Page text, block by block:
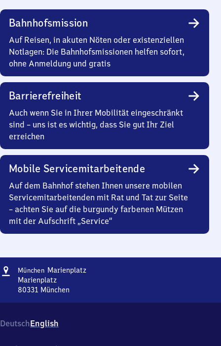
Bahnhofsmission
Auf Reisen, in akuten Nöten oder existenziellen
Notlagen: Die Bahnhofsmissionen helfen sofort,
ohne Anmeldung und gratis
Barrierefreiheit
Auch wenn Sie in Ihrer Mobilität eingeschränkt
sind – uns ist es wichtig, dass Sie gut Ihr Ziel
erreichen
Mobile Servicemitarbeitende
Auf dem Bahnhof stehen Ihnen unsere mobilen
Servicemitarbeitenden mit Rat und Tat zur Seite
– achten Sie auf die burgundy farbenen Mützen
mit der Aufschrift „Service“
Adresse
München MarienplatzMünchen
Marienplatz
80331 München
Marienplatz,
8
DeutschEnglish